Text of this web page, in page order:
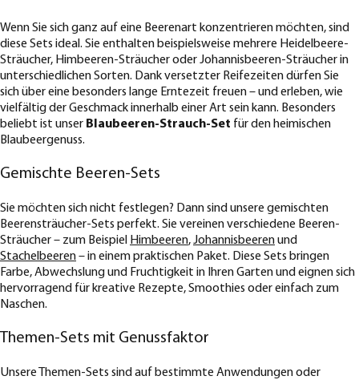
Wenn Sie sich ganz auf eine Beerenart konzentrieren möchten, sind
diese Sets ideal. Sie enthalten beispielsweise mehrere Heidelbeere-
Sträucher, Himbeeren-Sträucher oder Johannisbeeren-Sträucher in
unterschiedlichen Sorten. Dank versetzter Reifezeiten dürfen Sie
sich über eine besonders lange Erntezeit freuen – und erleben, wie
vielfältig der Geschmack innerhalb einer Art sein kann. Besonders
beliebt ist unser Blaubeeren-Strauch-Set für den heimischen
Blaubeergenuss.
Gemischte Beeren-Sets
Sie möchten sich nicht festlegen? Dann sind unsere gemischten
Beerensträucher-Sets perfekt. Sie vereinen verschiedene Beeren-
Sträucher – zum Beispiel
Himbeeren,Johannisbeerenund
Stachelbeeren– in einem praktischen Paket. Diese Sets bringen
Farbe, Abwechslung und Fruchtigkeit in Ihren Garten und eignen sich
hervorragend für kreative Rezepte, Smoothies oder einfach zum
Naschen.
Themen-Sets mit Genussfaktor
Unsere Themen-Sets sind auf bestimmte Anwendungen oder